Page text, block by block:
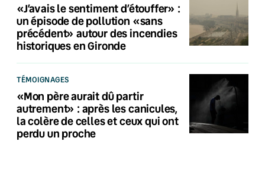
«J’avais le sentiment d’étouffer» :
un épisode de pollution «sans
précédent» autour des incendies
historiques en Gironde
TÉMOIGNAGES
«Mon père aurait dû partir
autrement» : après les canicules,
la colère de celles et ceux qui ont
perdu un proche